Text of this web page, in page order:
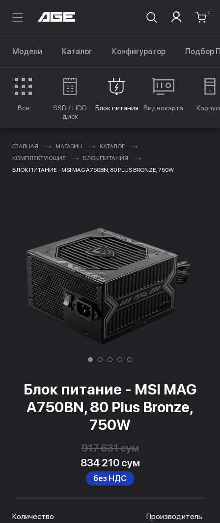
0
Модели Каталог Конфигуратор Подбор
Все
SSD / HDD
диск
Блок питания Видеокарта
ГЛАВНАЯ МАГАЗИН
КАТАЛОГ
КОМПЛЕКТУЮЩИЕ
БЛОК ПИТАНИЯ
БЛОК ПИТАНИЕ - MSI MAG A750BN, 80 PLUS BRONZE, 750W
Блок питание - MSI MAG
A750BN, 80 Plus Bronze,
750W
917 631 сум
834 210 сум
без НДС
Количество
Производитель: